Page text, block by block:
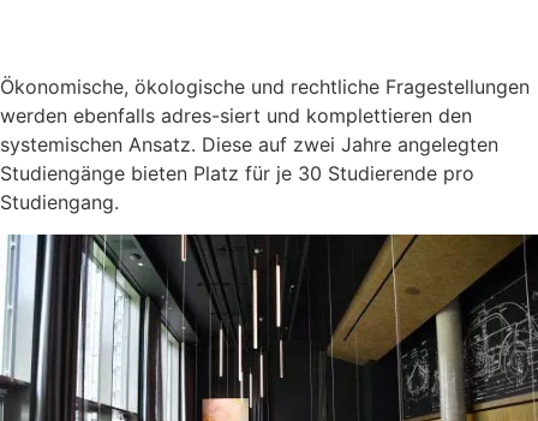
Ökonomische, ökologische und rechtliche Fragestellungen
werden ebenfalls adres-siert und komplettieren den
systemischen Ansatz. Diese auf zwei Jahre angelegten
Studiengänge bieten Platz für je 30 Studierende pro
Studiengang.